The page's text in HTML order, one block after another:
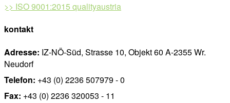
>> ISO 9001:2015 qualityaustria
kontakt
Adresse: IZ-NÖ-Süd, Strasse 10, Objekt 60 A-2355 Wr.
Neudorf
Telefon: +43 (0) 2236 507979 - 0
Fax: +43 (0) 2236 320053 - 11